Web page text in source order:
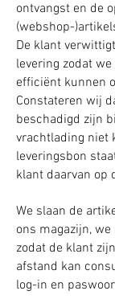
ontvangst en de
(webshop-
De klant
levering zodat
efficiënt kunnen
Constateren wij
beschadigd zijn
vrachtlading niet
leveringsbon
klant daarvan op
We slaan de
ons magazijn,
zodat de klant zijn
afstand kan
log-in en